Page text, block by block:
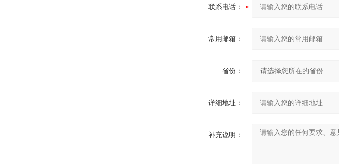
联系电话：
常用邮箱：
省份：
详细地址：
补充说明：